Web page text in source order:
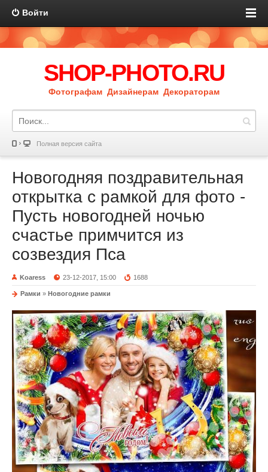
Войти
SHOP-PHOTO.RU
Фотографам Дизайнерам Декораторам
Полная версия сайта
Новогодняя поздравительная
открытка с рамкой для фото -
Пусть новогодней ночью
счастье примчится из
созвездия Пса
Koaress 23-12-2017, 15:00 1688
Рамки » Новогодние рамки